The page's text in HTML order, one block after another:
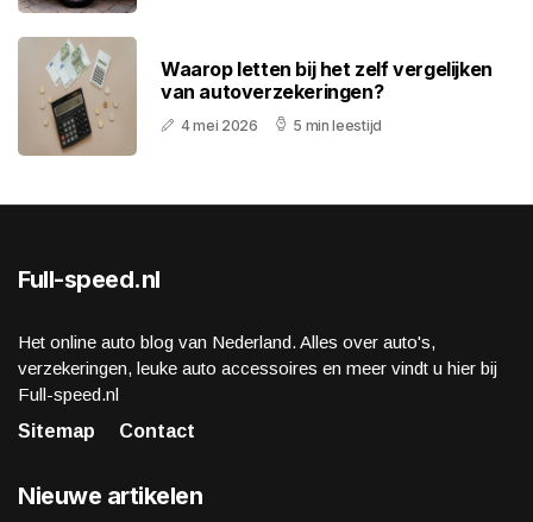
Waarop letten bij het zelf vergelijken
van autoverzekeringen?
4 mei 2026 5 min leestijd
Full-speed.nl
Het online auto blog van Nederland. Alles over auto's,
verzekeringen, leuke auto accessoires en meer vindt u hier bij
Full-speed.nl
Sitemap
Contact
Nieuwe artikelen